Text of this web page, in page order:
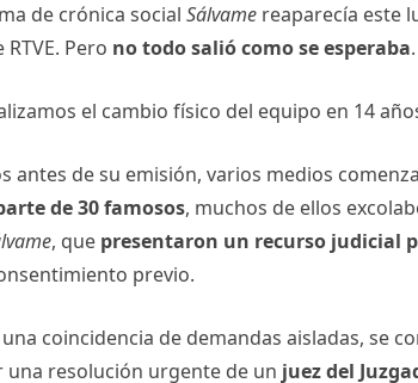
de crónica social Sálvame reaparecía este
Pero no todo salió como se esperaba.
antes de su emisión, varios medios
de 30 famosos, muchos de ellos
, que presentaron un recurso judicial
previo.
coincidencia de demandas aisladas, se
una resolución urgente de un juez del